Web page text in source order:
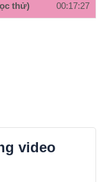
thử) 00:17:27
video